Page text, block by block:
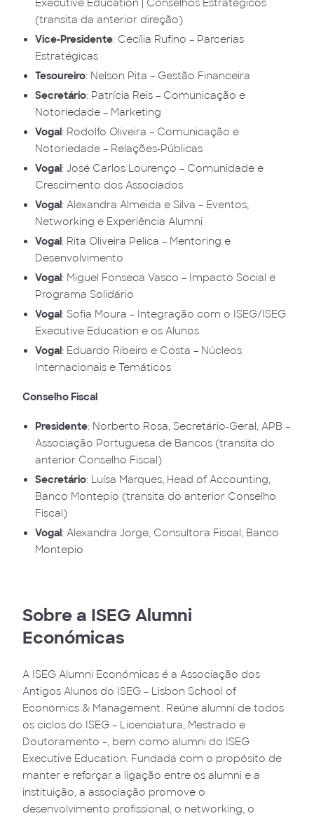
Executive Education | Conselhos Estratégicos
(transita da anterior direção)
Vice-Presidente: Cecília Rufino – Parcerias
Estratégicas
Tesoureiro: Nelson Pita – Gestão Financeira
Secretário: Patrícia Reis – Comunicação e
Notoriedade – Marketing
Vogal: Rodolfo Oliveira – Comunicação e
Notoriedade – Relações-Públicas
Vogal: José Carlos Lourenço – Comunidade e
Crescimento dos Associados
Vogal: Alexandra Almeida e Silva – Eventos,
Networking e Experiência Alumni
Vogal: Rita Oliveira Pelica – Mentoring e
Desenvolvimento
Vogal: Miguel Fonseca Vasco – Impacto Social e
Programa Solidário
Vogal: Sofia Moura – Integração com o ISEG/ISEG
Executive Education e os Alunos
Vogal: Eduardo Ribeiro e Costa – Núcleos
Internacionais e Temáticos
Conselho Fiscal
Presidente: Norberto Rosa, Secretário-Geral, APB –
Associação Portuguesa de Bancos (transita do
anterior Conselho Fiscal)
Secretário: Luísa Marques, Head of Accounting,
Banco Montepio (transita do anterior Conselho
Fiscal)
Vogal: Alexandra Jorge, Consultora Fiscal, Banco
Montepio
Sobre a ISEG Alumni
Económicas
A ISEG Alumni Económicas é a Associação dos
Antigos Alunos do ISEG – Lisbon School of
Economics & Management. Reúne alumni de todos
os ciclos do ISEG – Licenciatura, Mestrado e
Doutoramento –, bem como alumni do ISEG
Executive Education. Fundada com o propósito de
manter e reforçar a ligação entre os alumni e a
instituição, a associação promove o
desenvolvimento profissional, o networking, o